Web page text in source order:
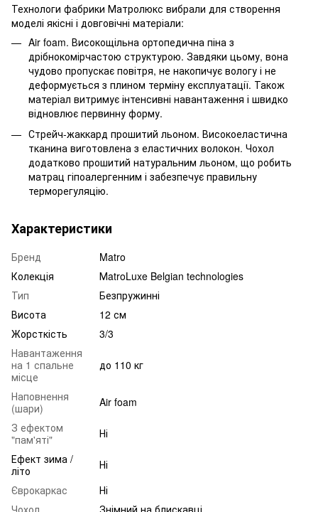
Технологи фабрики Матролюкс вибрали для створення
моделі якісні і довговічні матеріали:
Air foam. Високощільна ортопедична піна з
дрібнокомірчастою структурою. Завдяки цьому, вона
чудово пропускає повітря, не накопичує вологу і не
деформується з плином терміну експлуатації. Також
матеріал витримує інтенсивні навантаження і швидко
відновлює первинну форму.
Стрейч-жаккард прошитий льоном. Високоеластична
тканина виготовлена з еластичних волокон. Чохол
додатково прошитий натуральним льоном, що робить
матрац гіпоалергенним і забезпечує правильну
терморегуляцію.
Характеристики
Бренд
Matro
Колекція
МatroLuxe Belgian technologies
Тип
Безпружинні
Висота
12 см
Жорсткість
3/3
Навантаження
на 1 спальне
місце
до 110 кг
Наповнення
(шари)
Air foam
З ефектом
"пам'яті"
Ні
Ефект зима /
літо
Ні
Єврокаркас
Ні
Чохол
Знімний на блискавці